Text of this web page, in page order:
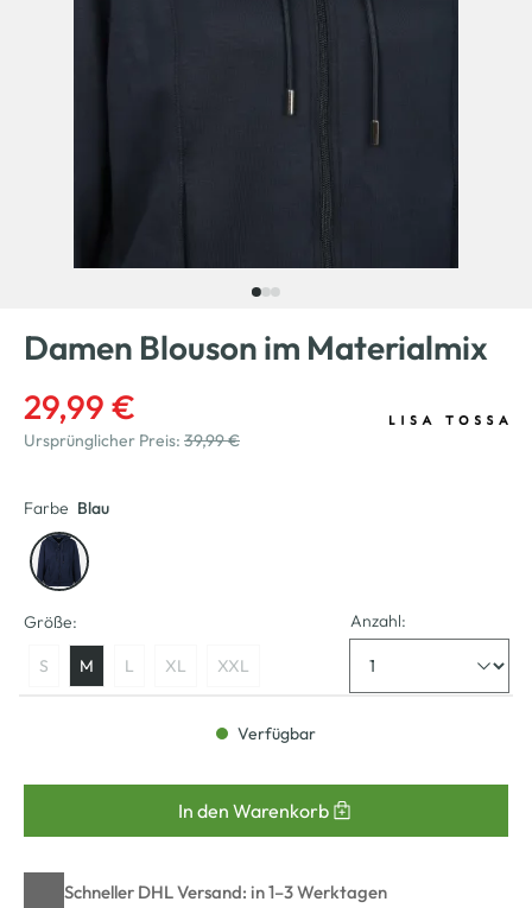
Damen Blouson im Materialmix
29,99 €
Ursprünglicher Preis: 39,99 €
Farbe Blau
Größe:
S M L XL XXL
Anzahl:
Verfügbar
In den Warenkorb
Schneller DHL Versand: in 1–3 Werktagen